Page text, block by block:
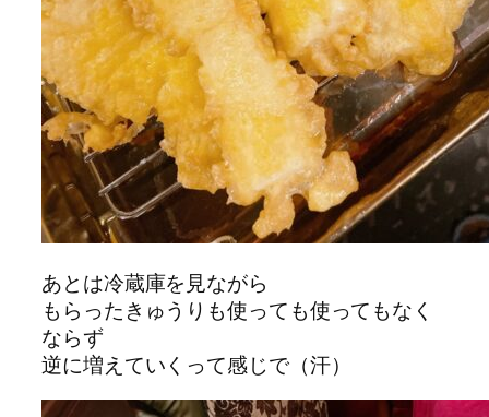
あとは冷蔵庫を見ながら
もらったきゅうりも使っても使ってもなく
ならず
逆に増えていくって感じで（汗）